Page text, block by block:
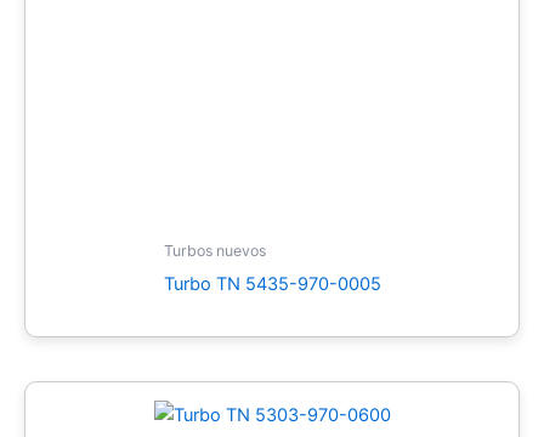
Turbos nuevos
Turbo TN 5435-970-0005